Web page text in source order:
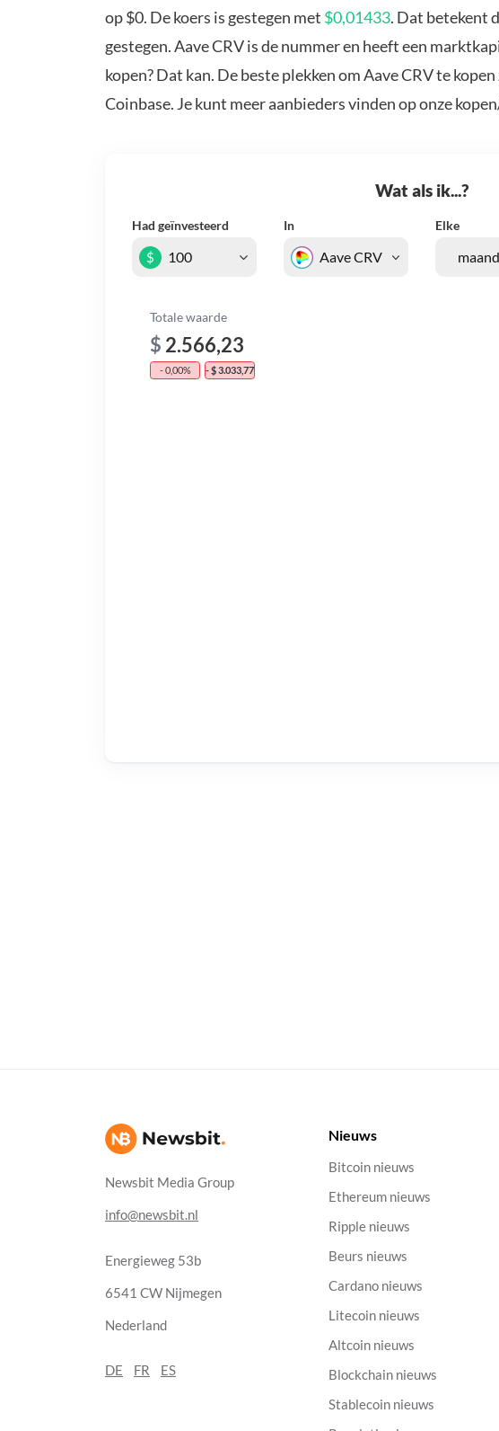
op $0. De koers is gestegen met $0,01433. Dat betekent
gestegen. Aave CRV is de nummer en heeft een
kopen? Dat kan. De beste plekken om Aave CRV te
Coinbase. Je kunt meer aanbieders vinden op onze
Wat als ik...?
Had geïnvesteerd In Elke
$
Totale waarde
$ 2.566,23
- 0,00% - $ 3.033,77
Newsbit Media Group
info@newsbit.nl
Energieweg 53b
6541 CW Nijmegen
Nederland
DE FR ES
Nieuws
Bitcoin nieuws
Ethereum nieuws
Ripple nieuws
Beurs nieuws
Cardano nieuws
Litecoin nieuws
Altcoin nieuws
Blockchain nieuws
Stablecoin nieuws